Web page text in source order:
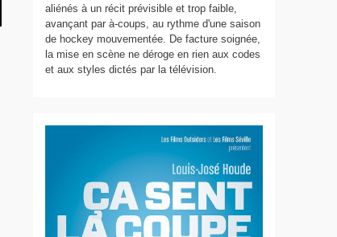
aliénés à un récit prévisible et trop faible,
avançant par à-coups, au rythme d'une saison
de hockey mouvementée. De facture soignée,
la mise en scène ne déroge en rien aux codes
et aux styles dictés par la télévision.